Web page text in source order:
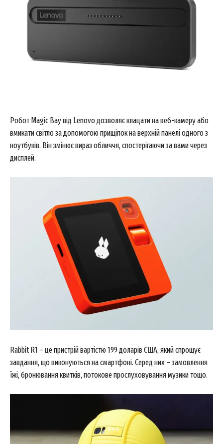
Робот Magic Bay від Lenovo дозволяє клацати на веб-камеру або
вмикати світло за допомогою прищіпок на верхній панелі одного з
ноутбуків. Він змінює вираз обличчя, спостерігаючи за вами через
дисплей.
Rabbit R1 – це пристрій вартістю 199 доларів США, який спрощує
завдання, що виконуються на смартфоні. Серед них – замовлення
їжі, бронювання квитків, потокове прослуховування музики тощо.